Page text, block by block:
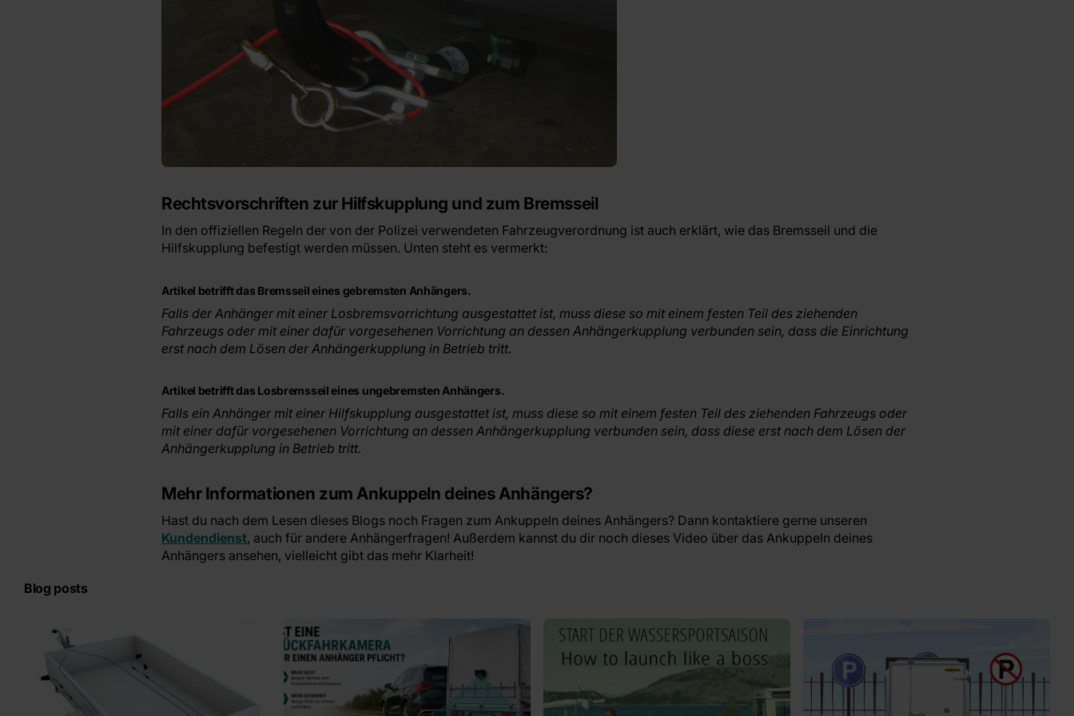
Rechtsvorschriften zur Hilfskupplung und zum Bremsseil
In den offiziellen Regeln der von der Polizei verwendeten Fahrzeugverordnung ist auch erklärt, wie das Bremsseil und die
Hilfskupplung befestigt werden müssen. Unten steht es vermerkt:
Artikel betrifft das Bremsseil eines gebremsten Anhängers.
Falls der Anhänger mit einer Losbremsvorrichtung ausgestattet ist, muss diese so mit einem festen Teil des ziehenden
Fahrzeugs oder mit einer dafür vorgesehenen Vorrichtung an dessen Anhängerkupplung verbunden sein, dass die Einrichtung
erst nach dem Lösen der Anhängerkupplung in Betrieb tritt.
Artikel betrifft das Losbremsseil eines ungebremsten Anhängers.
Falls ein Anhänger mit einer Hilfskupplung ausgestattet ist, muss diese so mit einem festen Teil des ziehenden Fahrzeugs oder
mit einer dafür vorgesehenen Vorrichtung an dessen Anhängerkupplung verbunden sein, dass diese erst nach dem Lösen der
Anhängerkupplung in Betrieb tritt.
Mehr Informationen zum Ankuppeln deines Anhängers?
Hast du nach dem Lesen dieses Blogs noch Fragen zum Ankuppeln deines Anhängers? Dann kontaktiere gerne unseren
Kundendienst, auch für andere Anhängerfragen! Außerdem kannst du dir noch dieses Video über das Ankuppeln deines
Anhängers ansehen, vielleicht gibt das mehr Klarheit!
Blog posts